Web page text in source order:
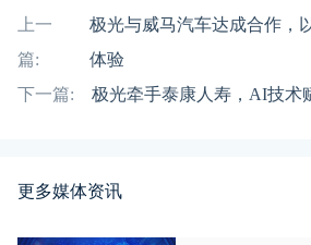
上一
篇:
极光与威马汽车达成合作，
体验
下一篇:
极光牵手泰康人寿，AI技术
更多媒体资讯